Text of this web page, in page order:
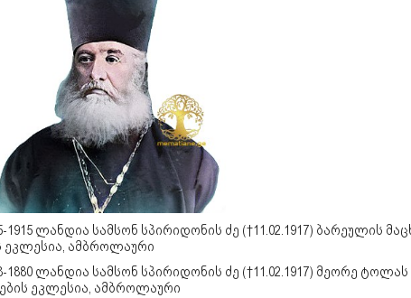
1915 ლანდია სამსონ სპირიდონის ძე (†11.02.1917) ბა­რე­უ­ლის
ეკ­ლე­სია, ამბროლაური
1880 ლანდია სამსონ სპირიდონის ძე (†11.02.1917) მე­ო­რე ტო­ლას
ეკ­ლე­სია, ამბროლაური